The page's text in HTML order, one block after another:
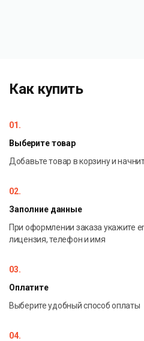
Как купить
01.
Выберите товар
Добавьте товар в корзину и
02.
Заполние данные
При оформлении заказа укажите
лицензия, телефон и имя
03.
Оплатите
Выберите удобный способ оплаты
04.